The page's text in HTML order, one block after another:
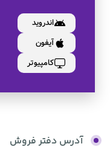
اندروید
آیفون
کامپیوتر
آدرس دفتر فروش